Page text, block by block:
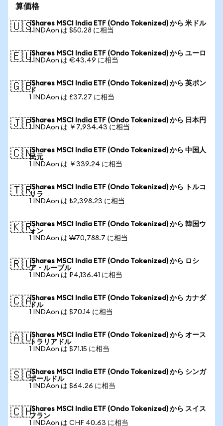
算価格
🇺🇸iShares MSCI India ETF (Ondo Tokenized) から 米ドル
1 INDAon は $50.28 に相当
🇪🇺iShares MSCI India ETF (Ondo Tokenized) から ユーロ
1 INDAon は €43.49 に相当
🇬🇧iShares MSCI India ETF (Ondo Tokenized) から 英ポン
ド
1 INDAon は £37.27 に相当
🇯🇵iShares MSCI India ETF (Ondo Tokenized) から 日本円
1 INDAon は ￥7,934.43 に相当
🇨🇳iShares MSCI India ETF (Ondo Tokenized) から 中国人
民元
1 INDAon は ￥339.24 に相当
🇹🇷iShares MSCI India ETF (Ondo Tokenized) から トルコ
リラ
1 INDAon は ₺2,398.23 に相当
🇰🇷iShares MSCI India ETF (Ondo Tokenized) から 韓国ウ
ォン
1 INDAon は ₩70,788.7 に相当
🇷🇺iShares MSCI India ETF (Ondo Tokenized) から ロシ
ア・ルーブル
1 INDAon は ₽4,136.41 に相当
🇨🇦iShares MSCI India ETF (Ondo Tokenized) から カナダ
ドル
1 INDAon は $70.14 に相当
🇦🇺iShares MSCI India ETF (Ondo Tokenized) から オース
トラリアドル
1 INDAon は $71.15 に相当
🇸🇬iShares MSCI India ETF (Ondo Tokenized) から シンガ
ポールドル
1 INDAon は $64.26 に相当
🇨🇭iShares MSCI India ETF (Ondo Tokenized) から スイス
フラン
1 INDAon は CHF 40.63 に相当